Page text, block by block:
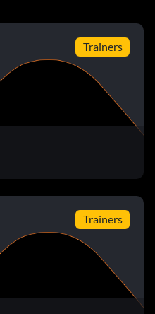
Trainers
Trainers